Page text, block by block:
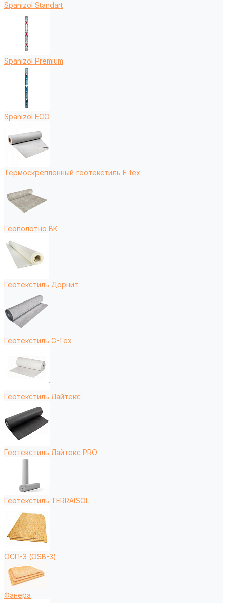
Spanizol Standart
Spanizol Premium
Spanizol ECO
Термоскреплённый геотекстиль F-tex
Геополотно ВК
Геотекстиль Дорнит
Геотекстиль G-Tex
Геотекстиль Лайтекс
Геотекстиль Лайтекс PRO
Геотекстиль TERRAISOL
ОСП-3 (OSB-3)
Фанера